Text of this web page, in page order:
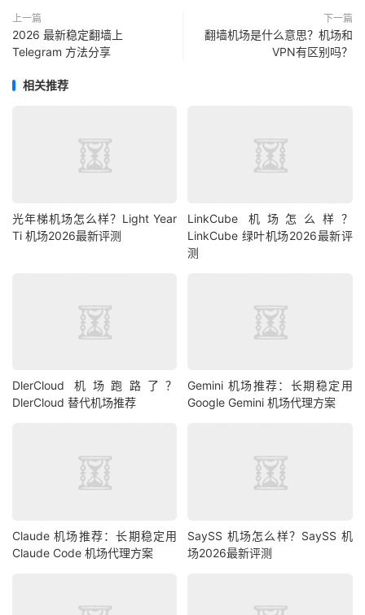
上一篇
2026 最新稳定翻墙上
Telegram 方法分享
下一篇
翻墙机场是什么意思？机场和
VPN有区别吗？
相关推荐
光年梯机场怎么样？Light Year
Ti 机场2026最新评测
LinkCube 机场怎么样？
LinkCube 绿叶机场2026最新评
测
DlerCloud 机场跑路了？
DlerCloud 替代机场推荐
Gemini 机场推荐：长期稳定用
Google Gemini 机场代理方案
Claude 机场推荐：长期稳定用
Claude Code 机场代理方案
SaySS 机场怎么样？SaySS 机
场2026最新评测